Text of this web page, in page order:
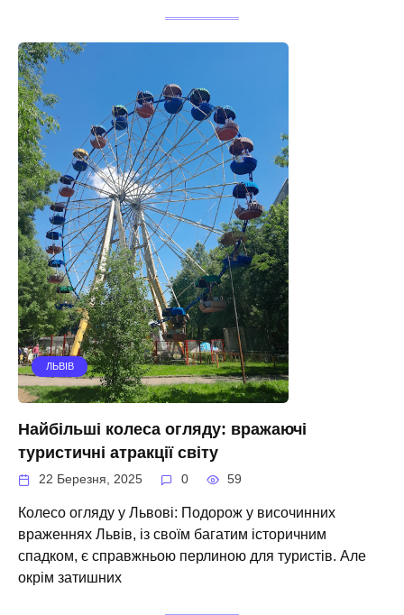
ЛЬВІВ
Найбільші колеса огляду: вражаючі
туристичні атракції світу
22 Березня, 2025 0 59
Колесо огляду у Львові: Подорож у височинних
враженнях Львів, із своїм багатим історичним
спадком, є справжньою перлиною для туристів. Але
окрім затишних